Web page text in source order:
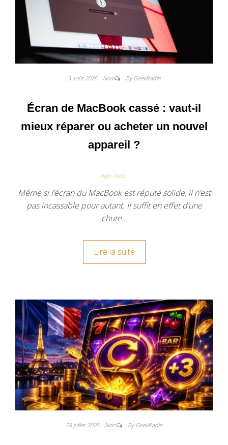
3 août 2026 Non By GeekRadin
Écran de MacBook cassé : vaut-il
mieux réparer ou acheter un nouvel
appareil ?
High-Tech
Même si l’écran du MacBook est réputé solide, il n’est
pas incassable pour autant. Il suffit en effet d’une
chute…
Lire la suite
28 juillet 2026 Non By GeekRadin